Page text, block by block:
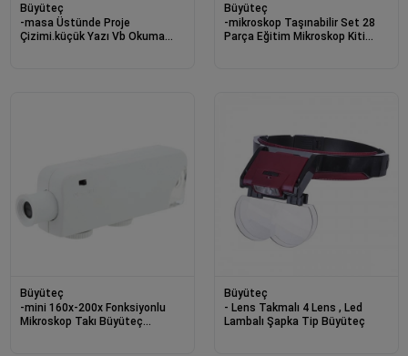
Büyüteç
-masa Üstünde Proje
Çizimi.küçük Yazı Vb Okuma
Büyüteç
-mikroskop Taşınabilir Set 28
Parça Eğitim Mikroskop Kiti
Büyüteç
-mini 160x-200x Fonksiyonlu
Mikroskop Takı Büyüteç
Büyüteç
- Lens Takmalı 4 Lens , Led
Lambalı Şapka Tip Büyüteç